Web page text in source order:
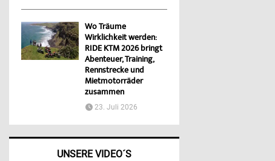
Wo Träume
Wirklichkeit werden:
RIDE KTM 2026 bringt
Abenteuer, Training,
Rennstrecke und
Mietmotorräder
zusammen
23. Juli 2026
UNSERE VIDEO´S